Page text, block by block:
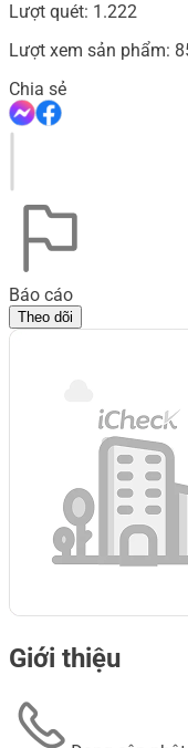
Lượt quét: 1.222
Lượt xem sản phẩm:
Chia sẻ
Báo cáo
Theo dõi
Giới thiệu